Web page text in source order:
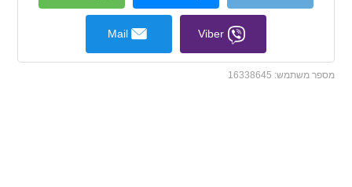
Viber
Mail
מספר משתמש: 16338645